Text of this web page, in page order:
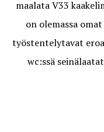
maalata V33
on olemassa
työstentelytavat
wc:ssä